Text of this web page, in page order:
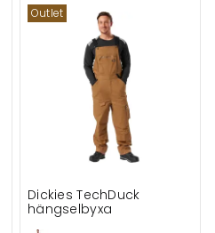
Outlet
Dickies TechDuck
hängselbyxa